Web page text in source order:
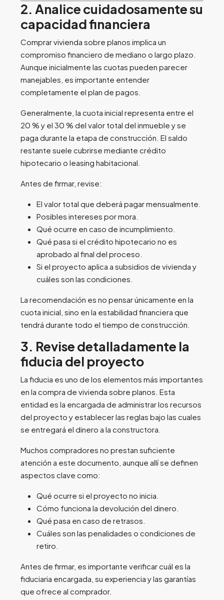
2. Analice cuidadosamente su
capacidad financiera
Comprar vivienda sobre planos implica un
compromiso financiero de mediano o largo plazo.
Aunque inicialmente las cuotas pueden parecer
manejables, es importante entender
completamente el plan de pagos.
Generalmente, la cuota inicial representa entre el
20 % y el 30 % del valor total del inmueble y se
paga durante la etapa de construcción. El saldo
restante suele cubrirse mediante crédito
hipotecario o leasing habitacional.
Antes de firmar, revise:
El valor total que deberá pagar mensualmente.
Posibles intereses por mora.
Qué ocurre en caso de incumplimiento.
Qué pasa si el crédito hipotecario no es
aprobado al final del proceso.
Si el proyecto aplica a subsidios de vivienda y
cuáles son las condiciones.
La recomendación es no pensar únicamente en la
cuota inicial, sino en la estabilidad financiera que
tendrá durante todo el tiempo de construcción.
3. Revise detalladamente la
fiducia del proyecto
La fiducia es uno de los elementos más importantes
en la compra de vivienda sobre planos. Esta
entidad es la encargada de administrar los recursos
del proyecto y establecer las reglas bajo las cuales
se entregará el dinero a la constructora.
Muchos compradores no prestan suficiente
atención a este documento, aunque allí se definen
aspectos clave como:
Qué ocurre si el proyecto no inicia.
Cómo funciona la devolución del dinero.
Qué pasa en caso de retrasos.
Cuáles son las penalidades o condiciones de
retiro.
Antes de firmar, es importante verificar cuál es la
fiduciaria encargada, su experiencia y las garantías
que ofrece al comprador.